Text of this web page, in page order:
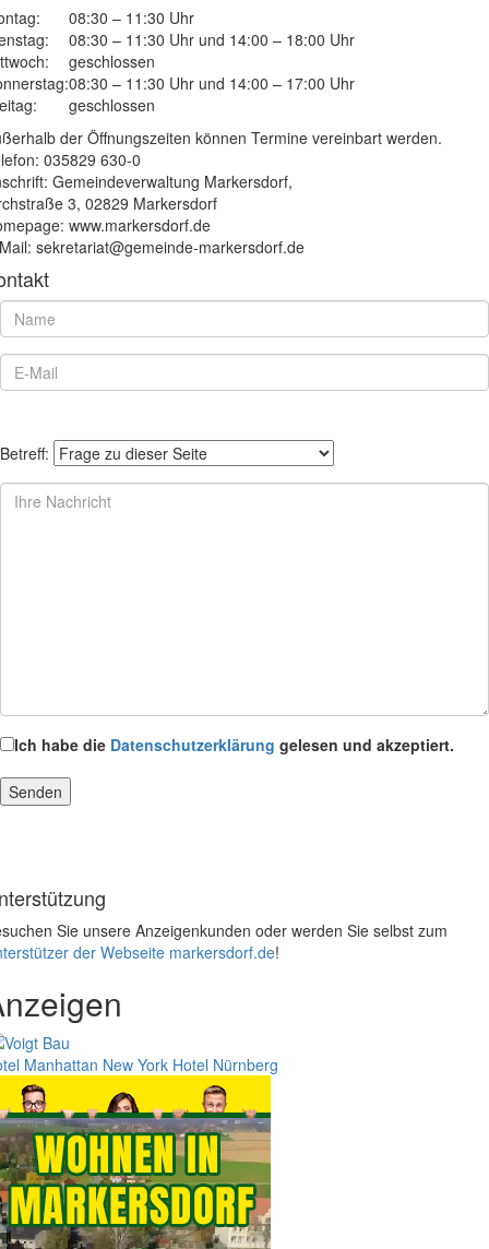
08:30 – 11:30 Uhr
08:30 – 11:30 Uhr und 14:00 – 18:00 Uhr
geschlossen
08:30 – 11:30 Uhr und 14:00 – 17:00 Uhr
geschlossen
der Öffnungszeiten können Termine vereinbart werden.
035829 630-0
Gemeindeverwaltung Markersdorf,
3, 02829 Markersdorf
www.markersdorf.de
sekretariat@gemeinde-markersdorf.de
Betreff:
Ich habe die Datenschutzerklärung gelesen und akzeptiert.
Sie unsere Anzeigenkunden oder werden Sie selbst zum
der Webseite markersdorf.de!
Manhattan New York Hotel Nürnberg